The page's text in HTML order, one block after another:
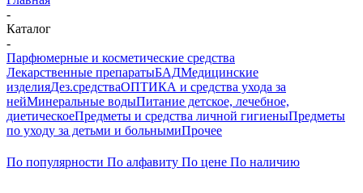
-
Каталог
-
Парфюмерные и косметические средства
Лекарственные препаратыБАДМедицинские
изделияДез.средстваОПТИКА и средства ухода за
нейМинеральные водыПитание детское, лечебное,
диетическоеПредметы и средства личной гигиеныПредметы
по уходу за детьми и больнымиПрочее
По популярности По алфавиту По цене По наличию